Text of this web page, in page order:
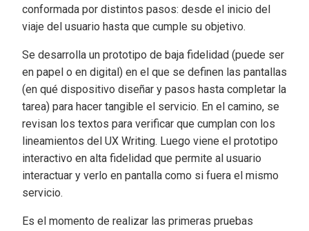
conformada por distintos pasos: desde el inicio del
viaje del usuario hasta que cumple su objetivo.
Se desarrolla un prototipo de baja fidelidad (puede ser
en papel o en digital) en el que se definen las pantallas
(en qué dispositivo diseñar y pasos hasta completar la
tarea) para hacer tangible el servicio. En el camino, se
revisan los textos para verificar que cumplan con los
lineamientos del UX Writing. Luego viene el prototipo
interactivo en alta fidelidad que permite al usuario
interactuar y verlo en pantalla como si fuera el mismo
servicio.
Es el momento de realizar las primeras pruebas